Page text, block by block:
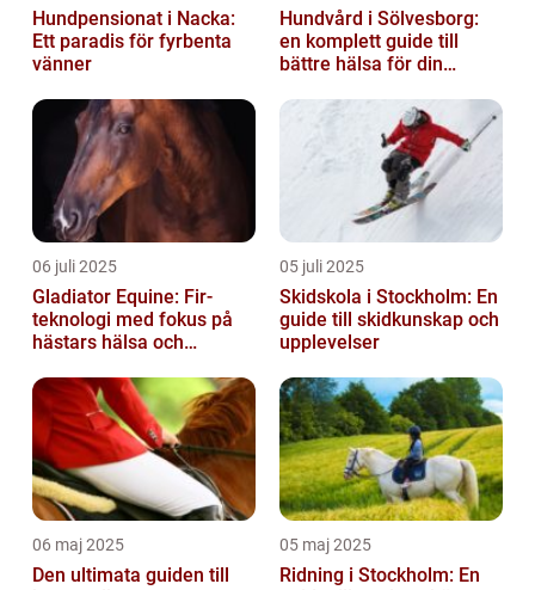
Hundpensionat i Nacka:
Ett paradis för fyrbenta
vänner
Hundvård i Sölvesborg:
en komplett guide till
bättre hälsa för din
06 juli 2025
Gladiator Equine: Fir-
teknologi med fokus på
hästars hälsa och
05 juli 2025
Skidskola i Stockholm: En
guide till skidkunskap och
upplevelser
06 maj 2025
Den ultimata guiden till
05 maj 2025
Ridning i Stockholm: En